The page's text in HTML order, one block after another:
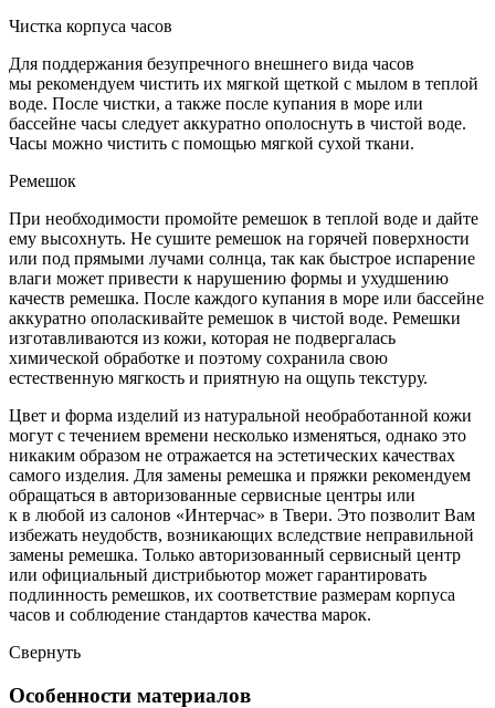
Чистка корпуса часов
Для поддержания безупречного внешнего вида часов
мы рекомендуем чистить их мягкой щеткой с мылом в теплой
воде. После чистки, а также после купания в море или
бассейне часы следует аккуратно ополоснуть в чистой воде.
Часы можно чистить с помощью мягкой сухой ткани.
Ремешок
При необходимости промойте ремешок в теплой воде и дайте
ему высохнуть. Не сушите ремешок на горячей поверхности
или под прямыми лучами солнца, так как быстрое испарение
влаги может привести к нарушению формы и ухудшению
качеств ремешка. После каждого купания в море или бассейне
аккуратно ополаскивайте ремешок в чистой воде. Ремешки
изготавливаются из кожи, которая не подвергалась
химической обработке и поэтому сохранила свою
естественную мягкость и приятную на ощупь текстуру.
Цвет и форма изделий из натуральной необработанной кожи
могут с течением времени несколько изменяться, однако это
никаким образом не отражается на эстетических качествах
самого изделия. Для замены ремешка и пряжки рекомендуем
обращаться в авторизованные сервисные центры или
к в любой из салонов «Интерчас» в Твери. Это позволит Вам
избежать неудобств, возникающих вследствие неправильной
замены ремешка. Только авторизованный сервисный центр
или официальный дистрибьютор может гарантировать
подлинность ремешков, их соответствие размерам корпуса
часов и соблюдение стандартов качества марок.
Свернуть
Особенности материалов